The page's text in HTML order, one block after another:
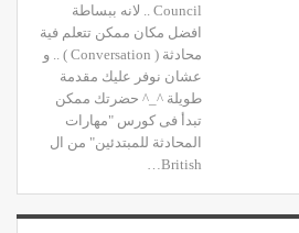
Council .. لانه ببساطة
افضل مكان ممكن تتعلم فية
محادثة ( Conversation ) .. و
عشان نوفر عليك مقدمة
طويلة ^_^ حضرتك ممكن
تبدأ فى كورس "مهارات
المحادثة للمبتدئين" من ال
British…